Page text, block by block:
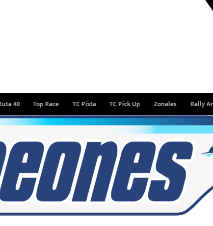
Top Race TC Pista TC Pick Up Zonales Rally